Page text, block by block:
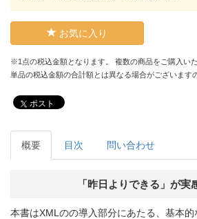
お気に入り
※1点の税込金額となります。 複数の商品をご購入い
単品の税込金額の合計額とは異なる場合がございます
ポスト
概要 目次 問い合わせ
「昨日よりできる」が実
本書はXMLのの導入部分にあたる、基本